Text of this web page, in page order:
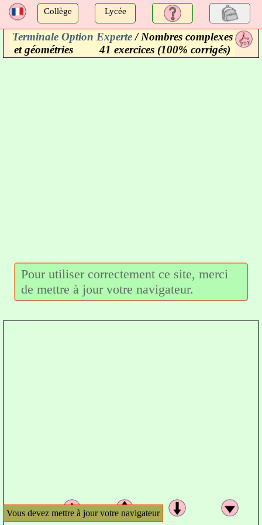
Pour utiliser correctement ce site, merci
de mettre à jour votre navigateur.
a Collège Lycée
Terminale Option Experte/ Nombres complexes
et géométries
41 exercices (100% corrigés)
a
Vous devez mettre à jour votre navigateur